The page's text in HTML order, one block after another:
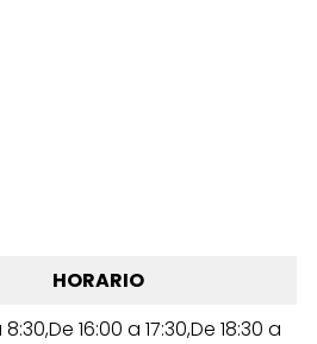
HORARIO
16:00 a 17:30,De 18:30 a